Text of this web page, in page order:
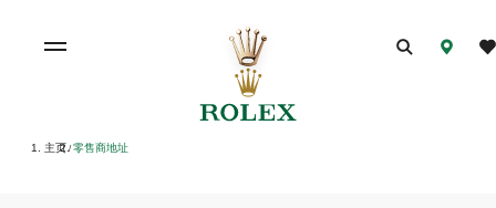
主页/ 零售商地址